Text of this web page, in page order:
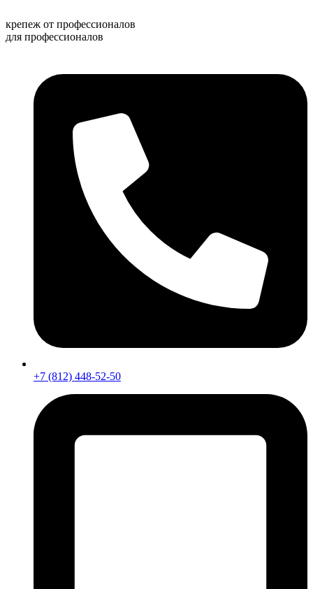
к
содержимому
крепеж от профессионалов
для профессионалов
+7 (812) 448-52-50